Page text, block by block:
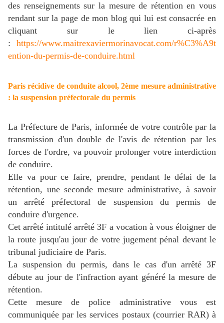
des renseignements sur la mesure de rétention en vous
rendant sur la page de mon blog qui lui est consacrée en
cliquant sur le lien ci-après
: https://www.maitrexaviermorinavocat.com/r%C3%A9t
ention-du-permis-de-conduire.html
Paris récidive de conduite alcool, 2ème mesure administrative
: la suspension préfectorale du permis
La Préfecture de Paris, informée de votre contrôle par la
transmission d'un double de l'avis de rétention par les
forces de l'ordre, va pouvoir prolonger votre interdiction
de conduire.
Elle va pour ce faire, prendre, pendant le délai de la
rétention, une seconde mesure administrative, à savoir
un arrêté préfectoral de suspension du permis de
conduire d'urgence.
Cet arrêté intitulé arrêté 3F a vocation à vous éloigner de
la route jusqu'au jour de votre jugement pénal devant le
tribunal judiciaire de Paris.
La suspension du permis, dans le cas d'un arrêté 3F
débute au jour de l'infraction ayant généré la mesure de
rétention.
Cette mesure de police administrative vous est
communiquée par les services postaux (courrier RAR) à